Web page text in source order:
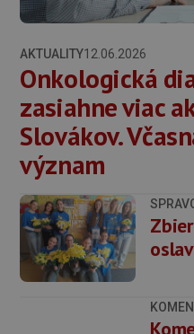
AKTUALITY12.06.2026
Onkologická
zasiahne viac
Slovákov.
význam